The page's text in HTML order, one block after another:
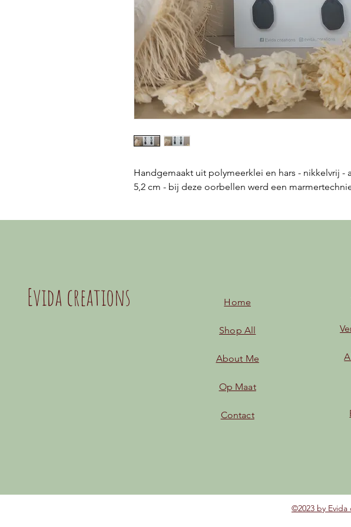
Handgemaakt uit polymeerklei en hars - nikkelvrij -
5,2 cm - bij deze oorbellen werd een
Evida creations Home
Shop All
About Me
Op Maat
Contact
©2023 by